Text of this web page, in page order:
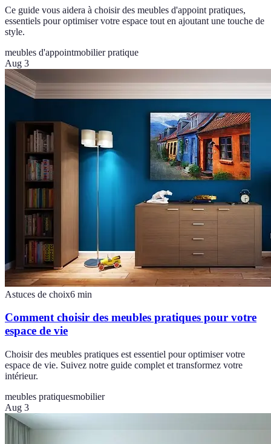
Ce guide vous aidera à choisir des meubles d'appoint pratiques,
essentiels pour optimiser votre espace tout en ajoutant une touche de
style.
meubles d'appointmobilier pratique
Aug 3
Astuces de choix6 min
Comment choisir des meubles pratiques pour votre
espace de vie
Choisir des meubles pratiques est essentiel pour optimiser votre
espace de vie. Suivez notre guide complet et transformez votre
intérieur.
meubles pratiquesmobilier
Aug 3